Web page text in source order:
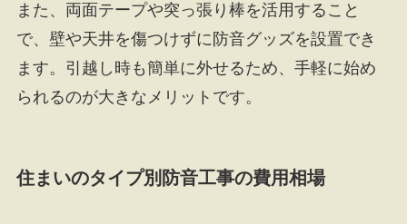
また、両面テープや突っ張り棒を活用すること
で、壁や天井を傷つけずに防音グッズを設置でき
ます。引越し時も簡単に外せるため、手軽に始め
られるのが大きなメリットです。
住まいのタイプ別防音工事の費用相場